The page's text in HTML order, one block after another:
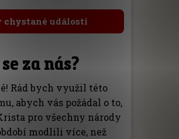
chystané události
za nás?
Rád bych využil této
abych vás požádal o to,
pro všechny národy
modlili více, než